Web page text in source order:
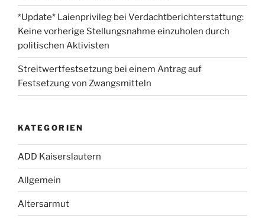
*Update* Laienprivileg bei Verdachtberichterstattung:
Keine vorherige Stellungsnahme einzuholen durch
politischen Aktivisten
Streitwertfestsetzung bei einem Antrag auf
Festsetzung von Zwangsmitteln
KATEGORIEN
ADD Kaiserslautern
Allgemein
Altersarmut